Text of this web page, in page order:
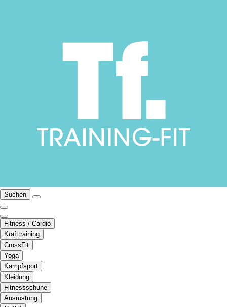
Suchen
Fitness / Cardio
Krafttraining
CrossFit
Yoga
Kampfsport
Kleidung
Fitnessschuhe
Ausrüstung